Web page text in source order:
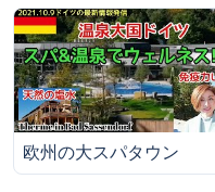
欧州の大スパタウン